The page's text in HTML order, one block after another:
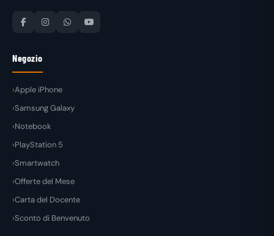
Negozio
Apple iPhone
Samsung Galaxy
Notebook
PlayStation 5
Smartwatch
Offerte del Mese
Carta del Docente
Sconto di Benvenuto